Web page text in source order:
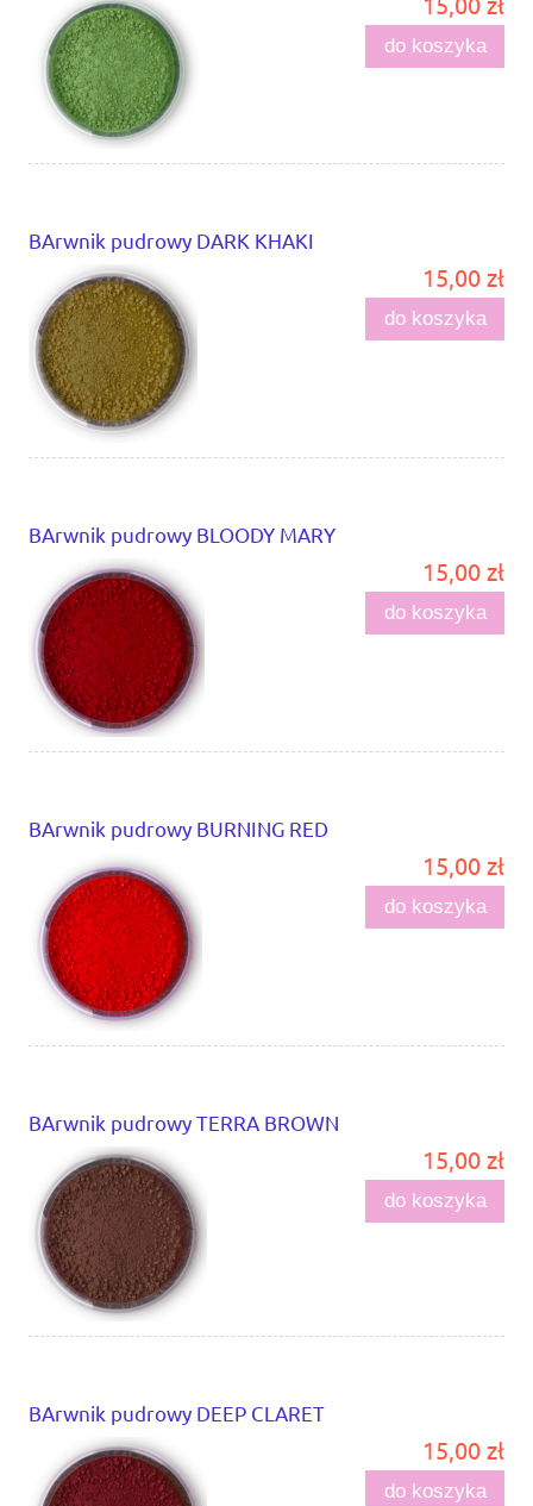
do koszyka
BArwnik pudrowy DARK KHAKI
15,00 zł
do koszyka
BArwnik pudrowy BLOODY MARY
15,00 zł
do koszyka
BArwnik pudrowy BURNING RED
15,00 zł
do koszyka
BArwnik pudrowy TERRA BROWN
15,00 zł
do koszyka
BArwnik pudrowy DEEP CLARET
15,00 zł
do koszyka